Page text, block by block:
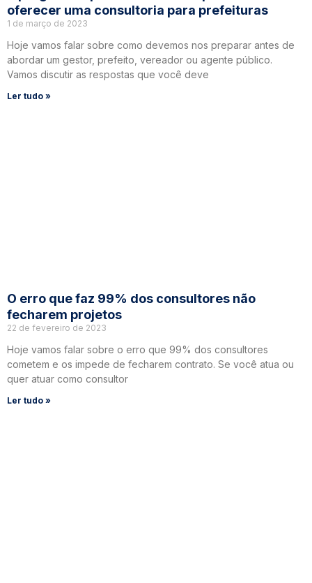
oferecer uma consultoria para prefeituras
1 de março de 2023
Hoje vamos falar sobre como devemos nos preparar antes de
abordar um gestor, prefeito, vereador ou agente público.
Vamos discutir as respostas que você deve
Ler tudo »
O erro que faz 99% dos consultores não
fecharem projetos
22 de fevereiro de 2023
Hoje vamos falar sobre o erro que 99% dos consultores
cometem e os impede de fecharem contrato. Se você atua ou
quer atuar como consultor
Ler tudo »